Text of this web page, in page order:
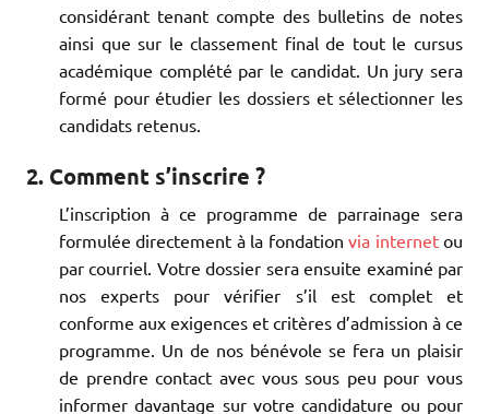
considérant tenant compte des bulletins de notes
ainsi que sur le classement final de tout le cursus
académique complété par le candidat. Un jury sera
formé pour étudier les dossiers et sélectionner les
candidats retenus.
2. Comment s’inscrire ?
L’inscription à ce programme de parrainage sera
formulée directement à la fondationvia internetou
par courriel. Votre dossier sera ensuite examiné par
nos experts pour vérifier s’il est complet et
conforme aux exigences et critères d’admission à ce
programme. Un de nos bénévole se fera un plaisir
de prendre contact avec vous sous peu pour vous
informer davantage sur votre candidature ou pour